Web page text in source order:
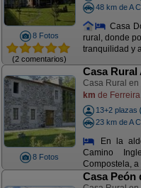
8 Fotos
(2 comentarios)
48 km de A
Casa
rural, donde
tranquilidad y
8 Fotos
Casa Rural
Casa Rural en
km de
13+2 plazas
23 km de A
En la
Camino
Compostela, a
Casa Peón